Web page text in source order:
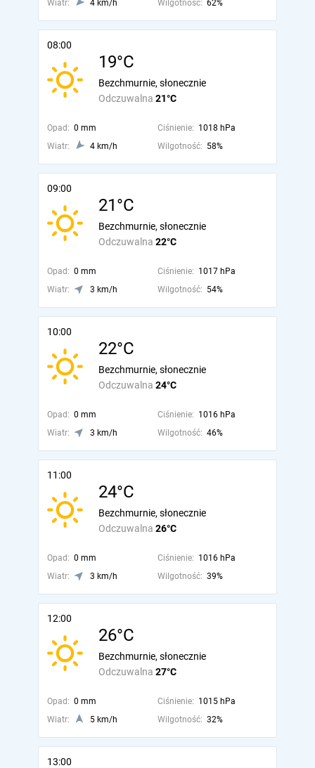
Wiatr: 4 km/h Wilgotność: 62%
08:00
19°C
Odczuwalna 21°C
Bezchmurnie, słonecznie
Opad: 0 mm Ciśnienie: 1018 hPa
Wiatr:
4 km/h Wilgotność: 58%
09:00
21°C
Odczuwalna 22°C
Bezchmurnie, słonecznie
Opad: 0 mm Ciśnienie: 1017 hPa
Wiatr:
3 km/h Wilgotność: 54%
10:00
22°C
Odczuwalna 24°C
Bezchmurnie, słonecznie
Opad: 0 mm Ciśnienie: 1016 hPa
Wiatr:
3 km/h Wilgotność: 46%
11:00
24°C
Odczuwalna 26°C
Bezchmurnie, słonecznie
Opad: 0 mm Ciśnienie: 1016 hPa
Wiatr:
3 km/h Wilgotność: 39%
12:00
26°C
Odczuwalna 27°C
Bezchmurnie, słonecznie
Opad: 0 mm Ciśnienie: 1015 hPa
Wiatr:
5 km/h Wilgotność: 32%
13:00